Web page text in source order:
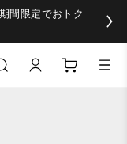
間限定でおトク